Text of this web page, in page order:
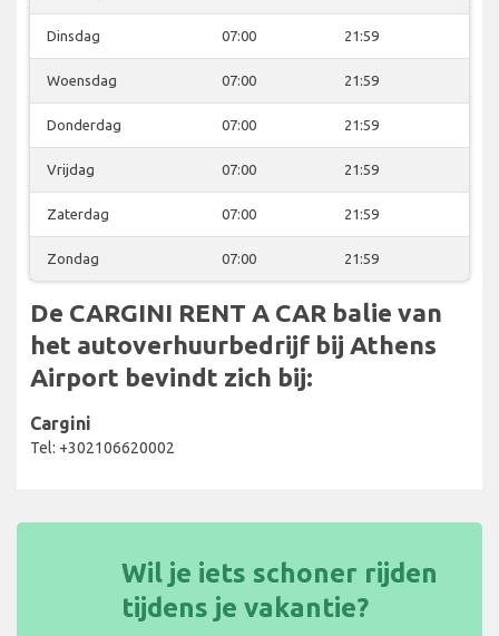
Dinsdag 07:00 21:59
Woensdag 07:00 21:59
Donderdag 07:00 21:59
Vrijdag 07:00 21:59
Zaterdag 07:00 21:59
Zondag 07:00 21:59
De CARGINI RENT A CAR balie van
het autoverhuurbedrijf bij Athens
Airport bevindt zich bij:
Cargini
Tel: +302106620002
Wil je iets schoner rijden
tijdens je vakantie?